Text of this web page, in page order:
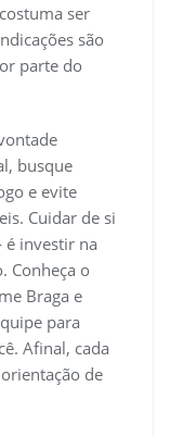
ser
são
parte do
busque
e evite
Cuidar de si
investir na
Conheça o
Braga e
para
Afinal, cada
de